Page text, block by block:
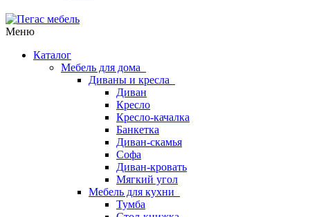
Меню
Каталог
Мебель для дома
Диваны и кресла
Диван
Кресло
Кресло-качалка
Банкетка
Диван-скамья
Софа
Диван-кровать
Мягкий угол
Мебель для кухни
Тумба